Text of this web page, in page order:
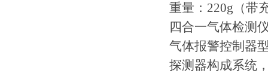
重量：220g（带
四合一气体检测
气体报警控制器
探测器构成系统